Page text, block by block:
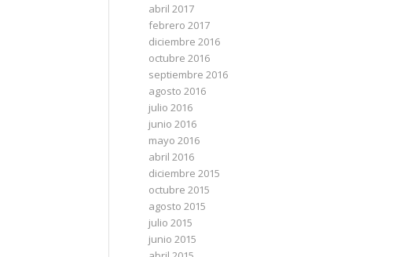
abril 2017
febrero 2017
diciembre 2016
octubre 2016
septiembre 2016
agosto 2016
julio 2016
junio 2016
mayo 2016
abril 2016
diciembre 2015
octubre 2015
agosto 2015
julio 2015
junio 2015